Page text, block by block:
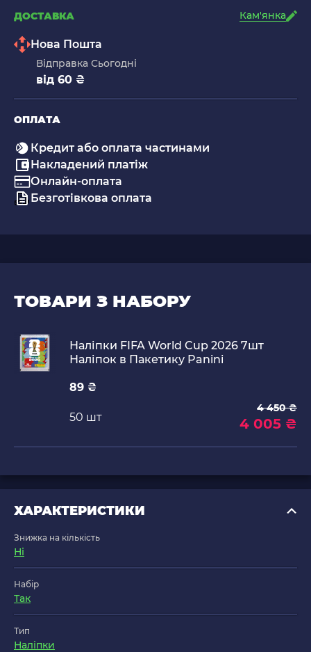
ДОСТАВКА Кам'янка
Нова Пошта
Відправка Сьогодні
від 60 ₴
ОПЛАТА
Кредит або оплата частинами
Накладений платіж
Онлайн-оплата
Безготівкова оплата
ТОВАРИ З НАБОРУ
Наліпки FIFA World Cup 2026 7шт
Наліпок в Пакетику Panini
89 ₴
50 шт
4 450 ₴
4 005 ₴
ХАРАКТЕРИСТИКИ
Знижка на кількість
Ні
Набір
Так
Тип
Наліпки